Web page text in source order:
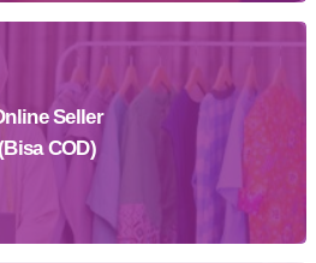
SekarangSeller
(Bisa COD)